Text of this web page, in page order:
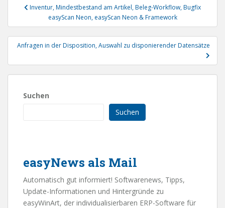
Beitragsnavigation
Inventur, Mindestbestand am Artikel, Beleg-Workflow, Bugfix
easyScan Neon, easyScan Neon & Framework
Anfragen in der Disposition, Auswahl zu disponierender Datensätze
Suchen
Suchen
easyNews als Mail
Automatisch gut informiert! Softwarenews, Tipps,
Update-Informationen und Hintergründe zu
easyWinArt, der individualisierbaren ERP-Software für